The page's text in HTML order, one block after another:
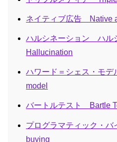
ネイティブ広告 Native
ハルシネーション ハル
Hallucination
ハワード＝シェス・モ
model
バートルテスト Bartle
プログラマティック・
buying